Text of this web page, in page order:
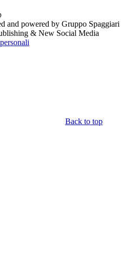
and powered by Gruppo Spaggiari
& New Social Media
Back to top